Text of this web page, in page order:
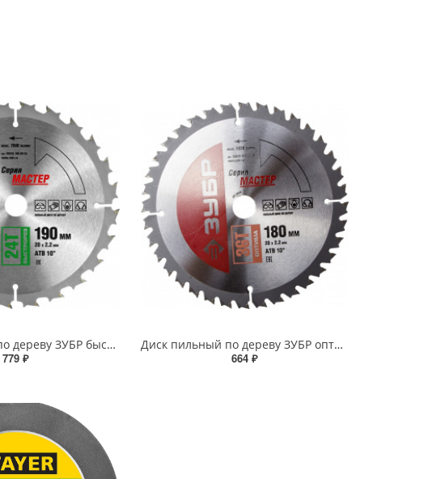
Диск пильный по дереву ЗУБР быстрый рез 190x20мм, 24Т
779 ₽
Диск пильный по дереву ЗУБР оптимальный рез 180x20мм 36Т
664 ₽